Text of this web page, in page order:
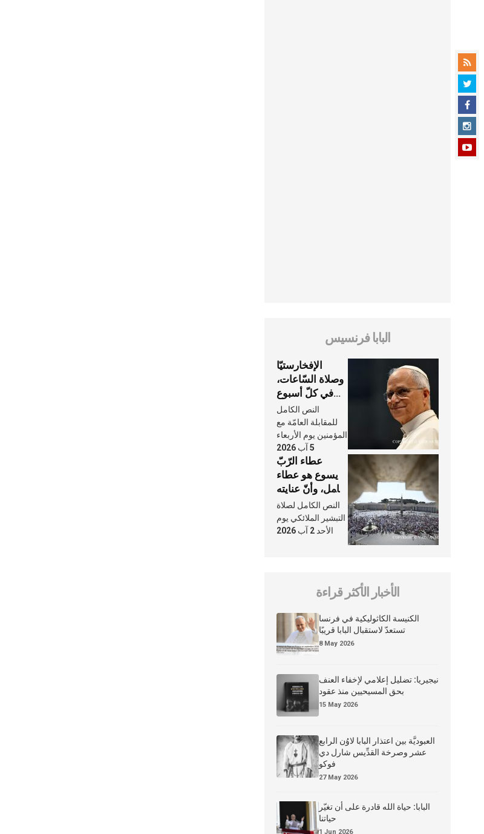
البابا فرنسيس
الإفخارستيّا
وصلاة السّاعات،
في كلّ أسبوع
وكلّ يوم، هما
النَّفَس في حياة
الكنيسة
النص الكامل
للمقابلة العامّة مع
المؤمنين يوم الأربعاء
5 آب 2026
عطاء الرّبّ
يسوع هو عطاء
شامل، وأنّ عنايته
بنا لا تغيب عنّا
أبدًا
النص الكامل لصلاة
التبشير الملائكي يوم
الأحد 2 آب 2026
الأخبار الأكثر قراءة
الكنيسة الكاثوليكية في فرنسا
تستعدّ لاستقبال البابا قريبًا
8 May 2026
نيجيريا: تضليل إعلامي لإخفاء العنف
بحق المسيحيين منذ عقود
15 May 2026
العبوديَّة بين اعتذار البابا لاوُن الرابع
عشر وصرخة القدِّيس شارل دي
فوكو
27 May 2026
البابا: حياة الله قادرة على أن تغيّر
حياتنا
1 Jun 2026